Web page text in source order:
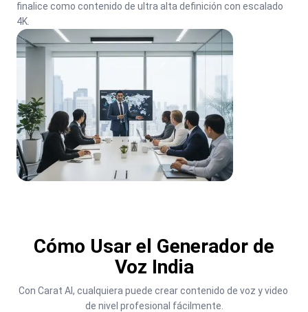
finalice como contenido de ultra alta definición con escalado
4K.
Cómo Usar el Generador de
Voz India
Con Carat AI, cualquiera puede crear contenido de voz y video
de nivel profesional fácilmente.